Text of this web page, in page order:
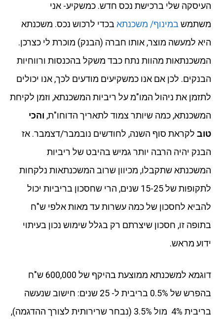
העיסקה שלי ברכישת נכס חדש. כמשקיע- אני
משתמשבמינוף/ משכנתאבכדי לרכוש נכס. משכנתא
היא למעשה מוצר, אותו חברה (הבנק) מוכרת לי כצרכן.
המשכנתאות מהוות נתח כבד משקל בהכנסות ורווחיות
הבנקים. לכן אם אנו כמשקיעים מודעים לכך, אנו יכולים
לתזמן את ניהול המו"מ על ריביות המשכנתא, וזמן לקיחת
המשכנתא, כמה שיותר צמוד לתאריך הדוחו"ת, והכי
טוב לקראת סוף השנה, לחודשים נובמבר/דצמבר. אז
הבנק יהיה הרבה יותר גמיש בהיבט של ריביות
המשכנתא שתקבלו, מכיוון שרוב המשכנתאות נלקחות
לתקופות של 15-25 שנים, הרי שחסכון בריביות יכול
להביא לחסכון של כמה עשרות עד מאות אלפי ש"ח
בתופה זו, חסכון שיצרתם רק בגלל שימוש נכון בעיתוי
ידוע מראש.
דוגמא למשכנתא ממוצעת בהיקף של 600,000 ש"ח
בהפרש של 0.5% בריבית ל- 25 שנים: חישוב שנעשה
בריבית 4% מול 3.5% (נבחר שרירותית לצורך ההדגמה),